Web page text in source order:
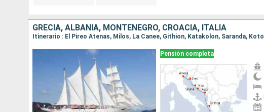
GRECIA, ALBANIA, MONTENEGRO, CROACIA, ITALIA
Pensión completa